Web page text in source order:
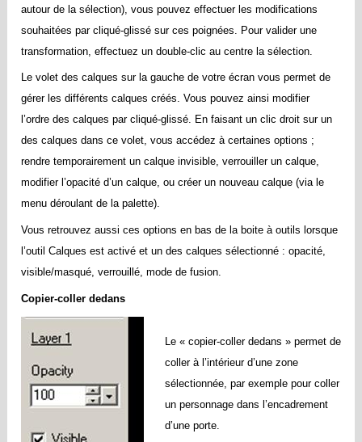
autour de la sélection), vous pouvez effectuer les modifications
souhaitées par cliqué-glissé sur ces poignées. Pour valider une
transformation, effectuez un double-clic au centre la sélection.
Le volet des calques sur la gauche de votre écran vous permet de
gérer les différents calques créés. Vous pouvez ainsi modifier
l’ordre des calques par cliqué-glissé. En faisant un clic droit sur un
des calques dans ce volet, vous accédez à certaines options ;
rendre temporairement un calque invisible, verrouiller un calque,
modifier l’opacité d’un calque, ou créer un nouveau calque (via le
menu déroulant de la palette).
Vous retrouvez aussi ces options en bas de la boite à outils lorsque
l’outil Calques est activé et un des calques sélectionné : opacité,
visible/masqué, verrouillé, mode de fusion.
Copier-coller dedans
Le « copier-coller dedans » permet de
coller à l’intérieur d’une zone
sélectionnée, par exemple pour coller
un personnage dans l’encadrement
d’une porte.